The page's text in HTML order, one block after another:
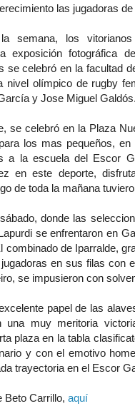
las jugadoras de
semana, los
exposición fotográfica
se celebró en la facultad
nivel olímpico de rugby
y Jose Miguel
se celebró en la Plaza
los mas pequeños,
a la escuela del Escor
en este deporte,
de toda la mañana
donde las
se enfrentaron en
combinado de Iparralde,
en sus filas con
se impusieron con
papel de las
una muy meritoria
plaza en la tabla
y con el emotivo
trayectoria en el Escor
Beto Carrillo, aquí